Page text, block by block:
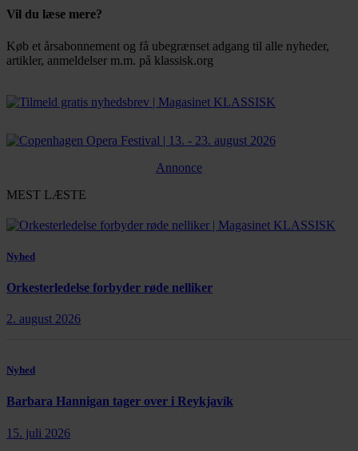
Vil du læse mere?
Køb et årsabonnement og få ubegrænset adgang til alle nyheder,
artikler, anmeldelser m.m. på klassisk.org
Annonce
MEST LÆSTE
Nyhed
Orkesterledelse forbyder røde nelliker
2. august 2026
Nyhed
Barbara Hannigan tager over i Reykjavík
15. juli 2026